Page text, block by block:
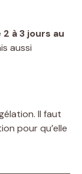
2 à 3 jours au
aussi
Il faut
pour qu’elle